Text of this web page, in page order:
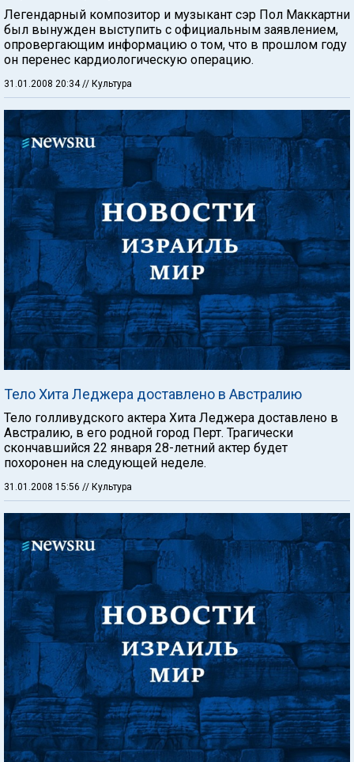
Легендарный композитор и музыкант сэр Пол Маккартни
был вынужден выступить с официальным заявлением,
опровергающим информацию о том, что в прошлом году
он перенес кардиологическую операцию.
31.01.2008 20:34// Культура
Тело Хита Леджера доставлено в Австралию
Тело голливудского актера Хита Леджера доставлено в
Австралию, в его родной город Перт. Трагически
скончавшийся 22 января 28-летний актер будет
похоронен на следующей неделе.
31.01.2008 15:56 // Культура